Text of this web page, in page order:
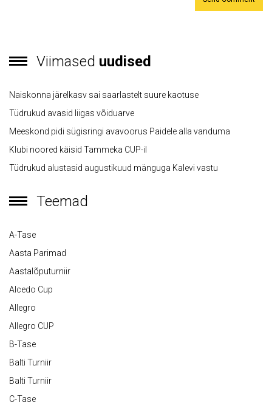
Viimased uudised
Naiskonna järelkasv sai saarlastelt suure kaotuse
Tüdrukud avasid liigas võiduarve
Meeskond pidi sügisringi avavoorus Paidele alla vanduma
Klubi noored käisid Tammeka CUP-il
Tüdrukud alustasid augustikuud mänguga Kalevi vastu
Teemad
A-Tase
Aasta Parimad
Aastalõputurniir
Alcedo Cup
Allegro
Allegro CUP
B-Tase
Balti Turniir
Balti Turniir
C-Tase